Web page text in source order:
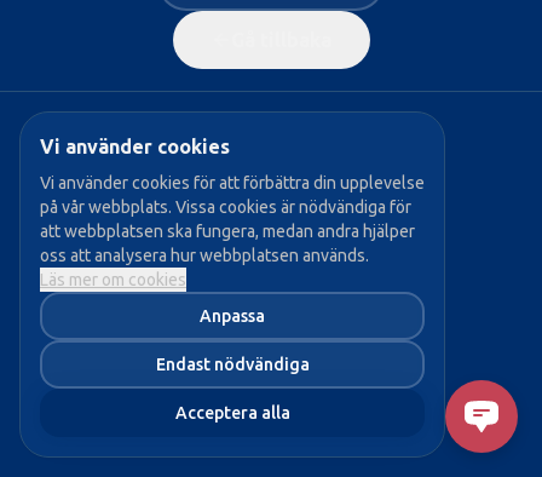
Vi använder cookies
Vi använder cookies för att förbättra din upplevelse
på vår webbplats. Vissa cookies är nödvändiga för
att webbplatsen ska fungera, medan andra hjälper
oss att analysera hur webbplatsen används.
Läs mer om cookies
Anpassa
Endast nödvändiga
Acceptera alla
Populära sidor:
→ Vår politik
→ Våra politiker
→ Bli medlem
→ Aktuellt